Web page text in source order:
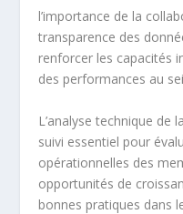
l’importance de la
transparence des
renforcer les capacités
des performances au
L’analyse technique de
suivi essentiel pour
opérationnelles des
opportunités de
bonnes pratiques dans